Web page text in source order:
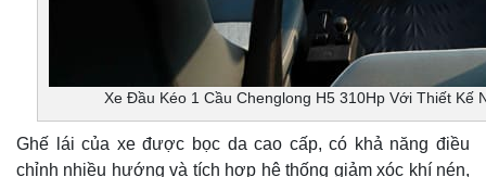
Xe Đầu Kéo 1 Cầu Chenglong H5 310Hp Với Thiết Kế
Ghế lái của xe được bọc da cao cấp, có khả năng điều
chỉnh nhiều hướng và tích hợp hệ thống giảm xóc khí nén,